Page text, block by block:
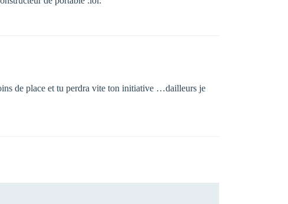
de place et tu perdra vite ton initiative …dailleurs je